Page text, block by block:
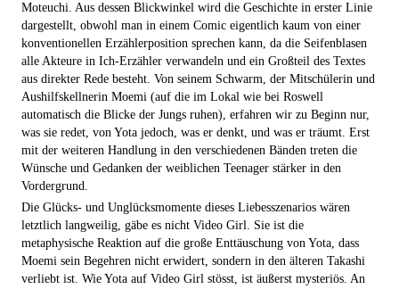
Moteuchi. Aus dessen Blickwinkel wird die Geschichte in erster Linie
dargestellt, obwohl man in einem Comic eigentlich kaum von einer
konventionellen Erzählerposition sprechen kann, da die Seifenblasen
alle Akteure in Ich-Erzähler verwandeln und ein Großteil des Textes
aus direkter Rede besteht. Von seinem Schwarm, der Mitschülerin und
Aushilfskellnerin Moemi (auf die im Lokal wie bei Roswell
automatisch die Blicke der Jungs ruhen), erfahren wir zu Beginn nur,
was sie redet, von Yota jedoch, was er denkt, und was er träumt. Erst
mit der weiteren Handlung in den verschiedenen Bänden treten die
Wünsche und Gedanken der weiblichen Teenager stärker in den
Vordergrund.
Die Glücks- und Unglücksmomente dieses Liebesszenarios wären
letztlich langweilig, gäbe es nicht Video Girl. Sie ist die
metaphysische Reaktion auf die große Enttäuschung von Yota, dass
Moemi sein Begehren nicht erwidert, sondern in den älteren Takashi
verliebt ist. Wie Yota auf Video Girl stösst, ist äußerst mysteriös. An